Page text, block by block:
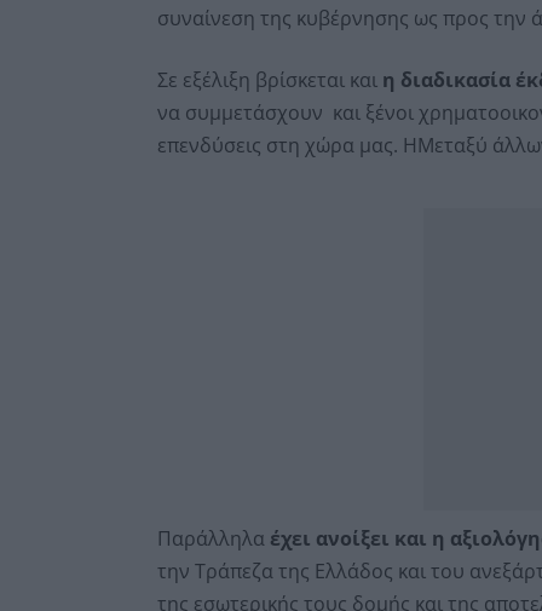
συναίνεση της κυβέρνησης ως προς την
Σε εξέλιξη βρίσκεται και η διαδικασία
να συμμετάσχουν και ξένοι
επενδύσεις στη χώρα μας. ΗΜεταξύ
Παράλληλα έχει ανοίξει και η
την Τράπεζα της Ελλάδος και του
της εσωτερικής τους δομής και της